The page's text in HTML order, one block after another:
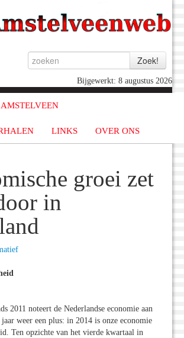
Bijgewerkt: 8 augustus 2026
AMSTELVEEN
LINKS OVER ONS
groei zet
in
2011 noteert de Nederlandse economie aan
weer een plus: in 2014 is onze economie
Ten opzichte van het vierde kwartaal in